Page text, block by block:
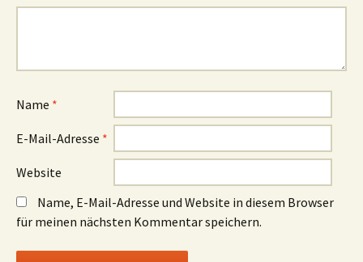
Name *
E-Mail-Adresse *
Website
Name, E-Mail-Adresse und Website in diesem Browser
für meinen nächsten Kommentar speichern.